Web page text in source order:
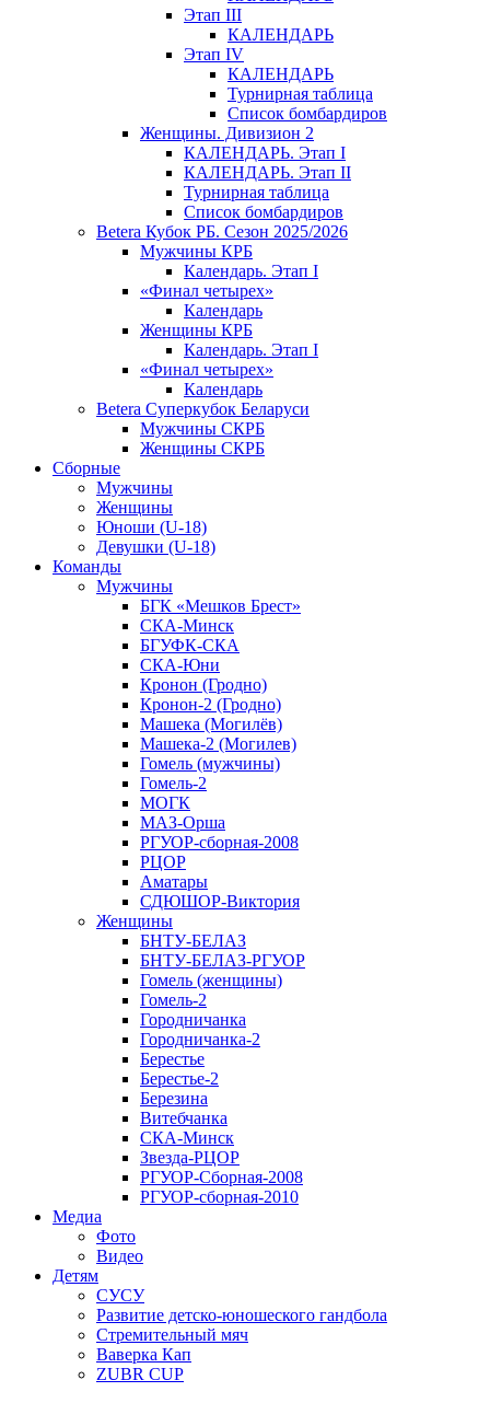
Этап III
КАЛЕНДАРЬ
Этап IV
КАЛЕНДАРЬ
Турнирная таблица
Список бомбардиров
Женщины. Дивизион 2
КАЛЕНДАРЬ. Этап I
КАЛЕНДАРЬ. Этап II
Турнирная таблица
Список бомбардиров
Betera Кубок РБ. Сезон 2025/2026
Мужчины КРБ
Календарь. Этап I
«Финал четырех»
Календарь
Женщины КРБ
Календарь. Этап I
«Финал четырех»
Календарь
Betera Суперкубок Беларуси
Мужчины СКРБ
Женщины СКРБ
Сборные
Мужчины
Женщины
Юноши (U-18)
Девушки (U-18)
Команды
Мужчины
БГК «Мешков Брест»
СКА-Минск
БГУФК-СКА
СКА-Юни
Кронон (Гродно)
Кронон-2 (Гродно)
Машека (Могилёв)
Машека-2 (Могилев)
Гомель (мужчины)
Гомель-2
МОГК
МАЗ-Орша
РГУОР-сборная-2008
РЦОР
Аматары
СДЮШОР-Виктория
Женщины
БНТУ-БЕЛАЗ
БНТУ-БЕЛАЗ-РГУОР
Гомель (женщины)
Гомель-2
Городничанка
Городничанка-2
Берестье
Берестье-2
Березина
Витебчанка
СКА-Минск
Звезда-РЦОР
РГУОР-Сборная-2008
РГУОР-сборная-2010
Медиа
Фото
Видео
Детям
СУСУ
Развитие детско-юношеского гандбола
Стремительный мяч
Ваверка Кап
ZUBR CUP